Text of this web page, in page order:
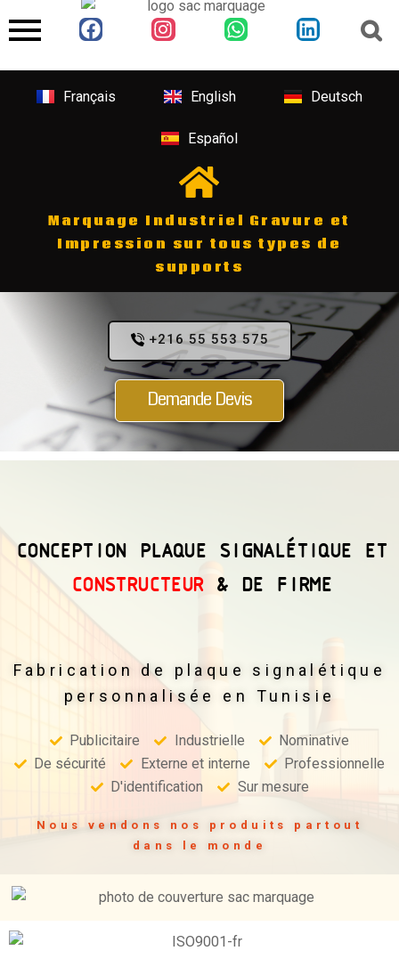
Français English Deutsch
Español
Marquage Industriel Gravure et
Impression sur tous types de
supports
+216 55 553 575
Demande Devis
CONCEPTION PLAQUE SIGNALÉTIQUE ET
CONSTRUCTEUR
& DE FIRME
Fabrication de plaque signalétique
personnalisée en Tunisie
Publicitaire Industrielle
Nominative
De sécurité
Externe et interne
Professionnelle
D'identification
Sur mesure
Nous vendons nos produits partout
dans le monde